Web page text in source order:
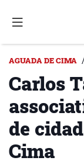
AGUADA DE CIMA
Carlos
de
Cima